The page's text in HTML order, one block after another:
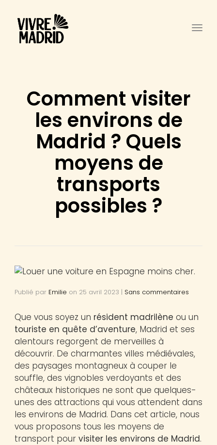
Comment visiter
les environs de
Madrid ? Quels
moyens de
transports
possibles ?
Publié par Emilie on 25 avril 2023 | Sans commentaires
Que vous soyez un résident madrilène ou un
touriste en quête d’aventure, Madrid et ses
alentours regorgent de merveilles à
découvrir. De charmantes villes médiévales,
des paysages montagneux à couper le
souffle, des vignobles verdoyants et des
châteaux historiques ne sont que quelques-
unes des attractions qui vous attendent dans
les environs de Madrid. Dans cet article, nous
vous proposons tous les moyens de
transport pour visiter les environs de Madrid.